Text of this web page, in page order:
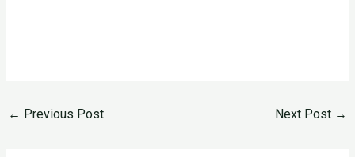
← Previous Post Next Post →